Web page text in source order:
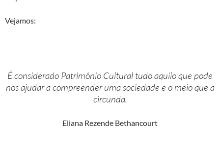
Vejamos:
É considerado Patrimônio Cultural tudo aquilo que pode
nos ajudar a compreender uma sociedade e o meio que a
circunda.
Eliana Rezende Bethancourt